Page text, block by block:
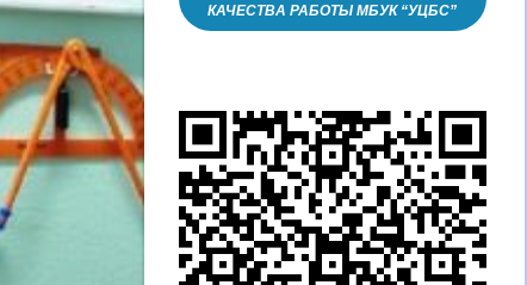
КАЧЕСТВА РАБОТЫ МБУК “УЦБС”